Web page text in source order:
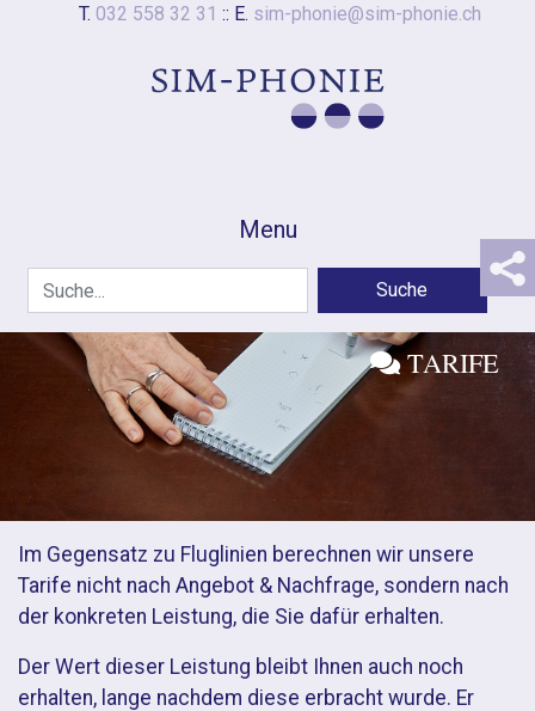
T. 032 558 32 31 :: E. sim-phonie@sim-phonie.ch
Menu
TARIFE
Im Gegensatz zu Fluglinien berechnen wir unsere
Tarife nicht nach Angebot & Nachfrage, sondern nach
der konkreten Leistung, die Sie dafür erhalten.
Der Wert dieser Leistung bleibt Ihnen auch noch
erhalten, lange nachdem diese erbracht wurde. Er